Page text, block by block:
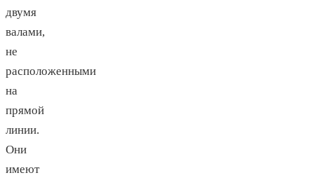
двумя
валами,
не
расположенными
на
прямой
линии.
Они
имеют